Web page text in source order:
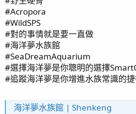
#Acropora
#WildSPS
#對的事情就是要一直做
#海洋夢水族館
#SeaDreamAquarium
#選擇海洋夢是你聰明的選擇
#追蹤海洋夢是你增進水族常識的
海洋夢水族館 | Shenkeng